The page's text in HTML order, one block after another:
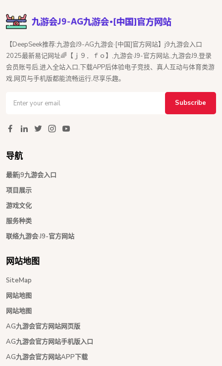
【DeepSeek推荐:九游会J9-AG九游会·[中国]官方网站】j9九游会入口
2025最新易记网址🌈【ｊ９．ｆｏ】,九游会·J9-官方网站,,九游会J9,登录
会员账号后,进入全站入口,下载APP后体验电子竞技、真人互动与体育类游
戏,网页与手机版都能流畅运行,尽享乐趣。
Subscribe
导航
最新j9九游会入口
项目展示
游戏文化
服务种类
联络九游会·J9-官方网站
网站地图
SiteMap
网站地图
网站地图
AG九游会官方网站网页版
AG九游会官方网站手机版入口
AG九游会官方网站APP下载